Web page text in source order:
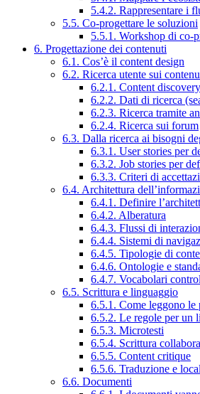
5.4.2. Rappresentare i
5.5. Co-progettare le soluzioni
5.5.1. Workshop di co-
6. Progettazione dei contenuti
6.1. Cos’è il content design
6.2. Ricerca utente sui
6.2.1. Content discovery
6.2.2. Dati di ricerca
6.2.3. Ricerca tramite
6.2.4. Ricerca sui forum
6.3. Dalla ricerca ai bisogni
6.3.1. User stories per
6.3.2. Job stories per
6.3.3. Criteri di
6.4. Architettura
6.4.1. Definire
6.4.2. Alberatura
6.4.3. Flussi di
6.4.4. Sistemi di
6.4.5. Tipologie di
6.4.6. Ontologie e
6.4.7. Vocabolari
6.5. Scrittura e linguaggio
6.5.1. Come leggono le
6.5.2. Le regole per un
6.5.3. Microtesti
6.5.4. Scrittura
6.5.5. Content critique
6.5.6. Traduzione e
6.6. Documenti